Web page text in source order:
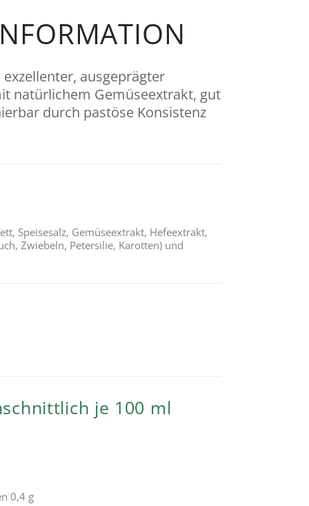
ausge­prägter
natür­lichem Gemüse­extrakt, gut
durch pastöse Konsistenz
Speisesalz, Gemüseextrakt, Hefeextrakt,
Zwiebeln, Petersilie, Karotten) und
je 100 ml
0,4 g